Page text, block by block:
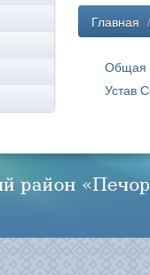
Главная /
Общая
Устав